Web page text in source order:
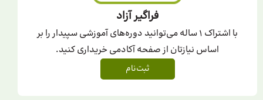
فراگیر آزاد
با اشتراک 1 ساله می‌توانید دوره‌های آموزشی سپیدار را بر
اساس نیازتان از صفحه آکادمی خریداری کنید.
ثبت‌نام